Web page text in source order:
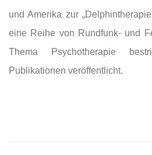
und Amerika zur
eine Reihe von Rundfunk- und
Thema Psychotherapie
Publikationen veröffentlicht.